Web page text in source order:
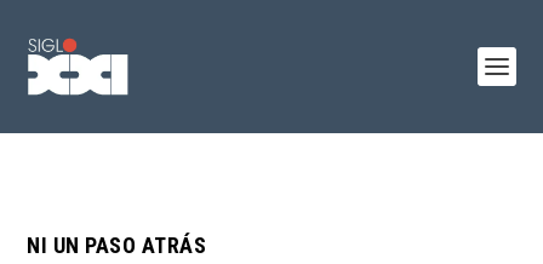
NI UN PASO ATRÁS